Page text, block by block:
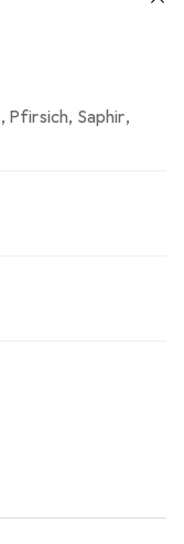
, Pfirsich, Saphir,